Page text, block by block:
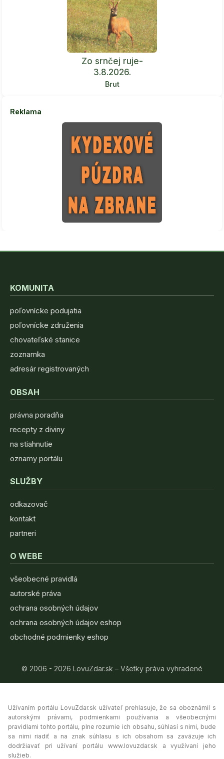
Zo srnčej ruje-
3.8.2026.
Brut
Reklama
KOMUNITA
poľovnícke podujatia
poľovnícke združenia
chovateľské stanice
zoznamka
adresár registrovaných
OBSAH
právna poradňa
recepty z diviny
na stiahnutie
oznamy portálu
SLUŽBY
odkazovač
kontakt
partneri
O WEBE
všeobecné pravidlá
autorské práva
ochrana osobných údajov
ochrana osobných údajov eshop
obchodné podmienky eshop
© 2006 - 2026 LovuZdar.sk – Všetky práva vyhradené
Užívaním portálu LovuZdar.sk užívateľ prehlasuje, že sa oboznámil s
autorskými právami, podmienkami používania a všeobecnými
pravidlami tohto portálu, plne rozumie ich obsahu, súhlasí s nimi, bude
sa nimi riadiť a na znak súhlasu s ich obsahom sa zaväzuje ich
dodržiavať pri užívaní portálu www.lovuzdar.sk a využívaní jeho
služieb.